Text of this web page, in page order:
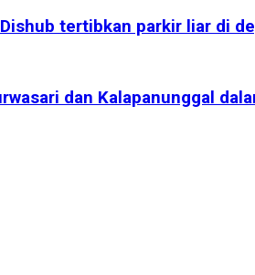
tertibkan parkir liar di
dan Kalapanunggal